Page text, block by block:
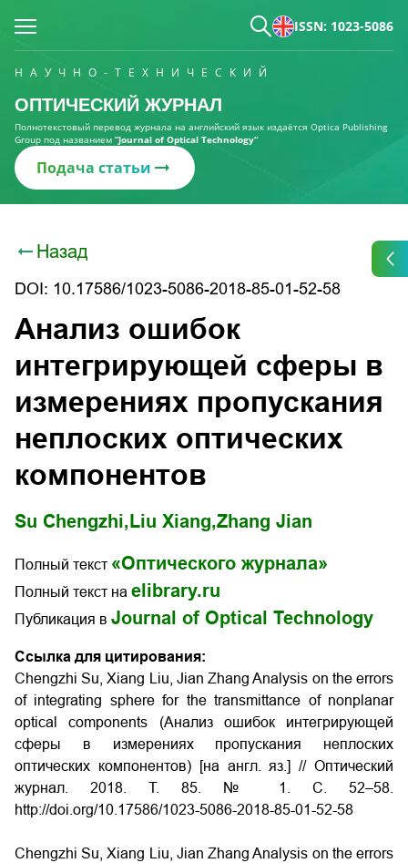
ISSN: 1023-5086
НАУЧНО-ТЕХНИЧЕСКИЙ
ОПТИЧЕСКИЙ ЖУРНАЛ
Полнотекстовый перевод журнала на английский язык издаётся Optica Publishing
Group под названием “Journal of Optical Technology“
Подача статьи
Назад
DOI: 10.17586/1023-5086-2018-85-01-52-58
Анализ ошибок
интегрирующей сферы в
измерениях пропускания
неплоских оптических
компонентов
Su Chengzhi, Liu Xiang,Zhang Jian
Полный текст «Оптического журнала»
Полный текст на elibrary.ru
Публикация в Journal of Optical Technology
Ссылка для цитирования:
Chengzhi Su, Xiang Liu, Jian Zhang Analysis on the errors
of integrating sphere for the transmittance of nonplanar
optical components (Анализ ошибок интегрирующей
сферы в измерениях пропускания неплоских
оптических компонентов) [на англ. яз.] // Оптический
журнал. 2018. Т. 85. № 1. С. 52–58.
http://doi.org/10.17586/1023-5086-2018-85-01-52-58
Chengzhi Su, Xiang Liu, Jian Zhang Analysis on the errors